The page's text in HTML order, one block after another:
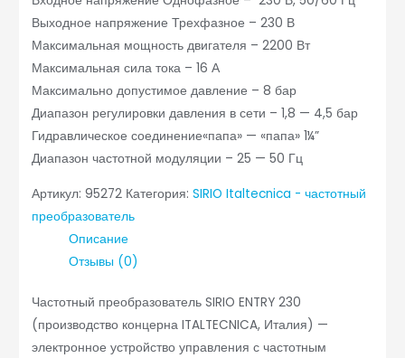
Выходное напряжение Трехфазное – 230 В
Максимальная мощность двигателя – 2200 Вт
Максимальная сила тока – 16 А
Максимально допустимое давление – 8 бар
Диапазон регулировки давления в сети – 1,8 — 4,5 бар
Гидравлическое соединение«папа» — «папа» 1¼”
Диапазон частотной модуляции – 25 — 50 Гц
Артикул: 95272 Категория: SIRIO Italtecnica - частотный
преобразователь
Описание
Отзывы (0)
Частотный преобразователь SIRIO ENTRY 230
(производство концерна ITALTECNICA, Италия) —
электронное устройство управления с частотным